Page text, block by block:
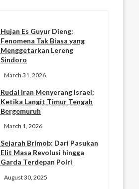
Hujan Es Guyur Dieng:
Fenomena Tak Biasa yang
Menggetarkan Lereng
Sindoro
March 31, 2026
Rudal Iran Menyerang Israel:
Ketika Langit Timur Tengah
Bergemuruh
March 1, 2026
Sejarah Brimob: Dari Pasukan
Elit Masa Revolusi hingga
Garda Terdepan Polri
August 30, 2025